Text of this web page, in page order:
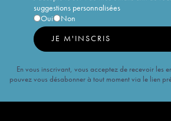
suggestions personnalisées
Oui
Non
JE M'INSCRIS
En vous inscrivant, vous acceptez de recevoir les
pouvez vous désabonner à tout moment via le lien